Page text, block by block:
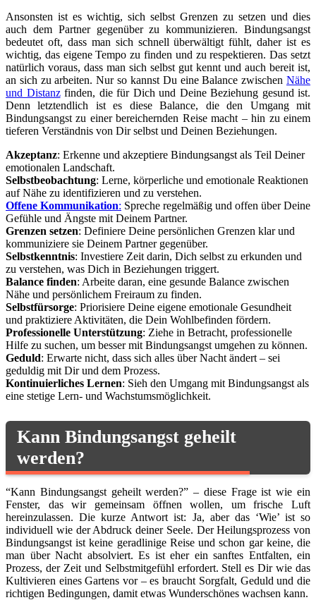
Ansonsten ist es wichtig, sich selbst Grenzen zu setzen und dies
auch dem Partner gegenüber zu kommunizieren. Bindungsangst
bedeutet oft, dass man sich schnell überwältigt fühlt, daher ist es
wichtig, das eigene Tempo zu finden und zu respektieren. Das setzt
natürlich voraus, dass man sich selbst gut kennt und auch bereit ist,
an sich zu arbeiten. Nur so kannst Du eine Balance zwischen Nähe
und Distanzfinden, die für Dich und Deine Beziehung gesund ist.
Denn letztendlich ist es diese Balance, die den Umgang mit
Bindungsangst zu einer bereichernden Reise macht – hin zu einem
tieferen Verständnis von Dir selbst und Deinen Beziehungen.
Akzeptanz: Erkenne und akzeptiere Bindungsangst als Teil Deiner
emotionalen Landschaft.
Selbstbeobachtung: Lerne, körperliche und emotionale Reaktionen
auf Nähe zu identifizieren und zu verstehen.
Offene Kommunikation: Spreche regelmäßig und offen über Deine
Gefühle und Ängste mit Deinem Partner.
Grenzen setzen: Definiere Deine persönlichen Grenzen klar und
kommuniziere sie Deinem Partner gegenüber.
Selbstkenntnis: Investiere Zeit darin, Dich selbst zu erkunden und
zu verstehen, was Dich in Beziehungen triggert.
Balance finden: Arbeite daran, eine gesunde Balance zwischen
Nähe und persönlichem Freiraum zu finden.
Selbstfürsorge: Priorisiere Deine eigene emotionale Gesundheit
und praktiziere Aktivitäten, die Dein Wohlbefinden fördern.
Professionelle Unterstützung: Ziehe in Betracht, professionelle
Hilfe zu suchen, um besser mit Bindungsangst umgehen zu können.
Geduld: Erwarte nicht, dass sich alles über Nacht ändert – sei
geduldig mit Dir und dem Prozess.
Kontinuierliches Lernen: Sieh den Umgang mit Bindungsangst als
eine stetige Lern- und Wachstumsmöglichkeit.
Kann Bindungsangst geheilt
werden?
“Kann Bindungsangst geheilt werden?” – diese Frage ist wie ein
Fenster, das wir gemeinsam öffnen wollen, um frische Luft
hereinzulassen. Die kurze Antwort ist: Ja, aber das ‘Wie’ ist so
individuell wie der Abdruck deiner Seele. Der Heilungsprozess von
Bindungsangst ist keine geradlinige Reise und schon gar keine, die
man über Nacht absolviert. Es ist eher ein sanftes Entfalten, ein
Prozess, der Zeit und Selbstmitgefühl erfordert. Stell es Dir wie das
Kultivieren eines Gartens vor – es braucht Sorgfalt, Geduld und die
richtigen Bedingungen, damit etwas Wunderschönes wachsen kann.